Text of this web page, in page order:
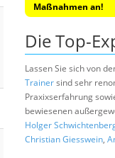
Maßnahmen an!
Die Top-
Lassen Sie sich von
Trainersind sehr
Praxixserfahrung
bewiesenen
Holger
Christian Giesswein,